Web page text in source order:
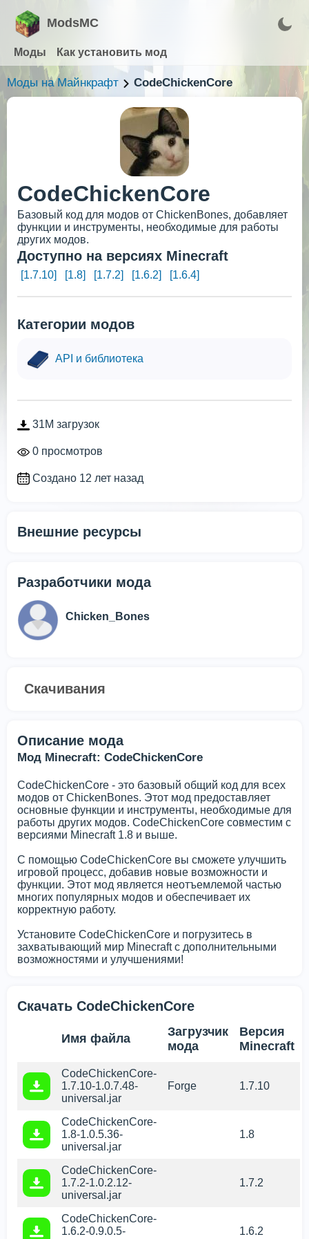
ModsMC
Моды Как установить мод
Моды на Майнкрафт CodeChickenCore
CodeChickenCore
Базовый код для модов от ChickenBones, добавляет
функции и инструменты, необходимые для работы
других модов.
Доступно на версиях Minecraft
[1.7.10] [1.8] [1.7.2] [1.6.2] [1.6.4]
Категории модов
API и библиотека
31M загрузок
0 просмотров
Создано 12 лет назад
Внешние ресурсы
Разработчики мода
Chicken_Bones
Скачивания
Описание мода
Мод Minecraft: CodeChickenCore
CodeChickenCore - это базовый общий код для всех
модов от ChickenBones. Этот мод предоставляет
основные функции и инструменты, необходимые для
работы других модов. CodeChickenCore совместим с
версиями Minecraft 1.8 и выше.
С помощью CodeChickenCore вы сможете улучшить
игровой процесс, добавив новые возможности и
функции. Этот мод является неотъемлемой частью
многих популярных модов и обеспечивает их
корректную работу.
Установите CodeChickenCore и погрузитесь в
захватывающий мир Minecraft с дополнительными
возможностями и улучшениями!
Скачать CodeChickenCore
Имя файла
Загрузчик
мода
Версия
Minecraft
CodeChickenCore-
1.7.10-1.0.7.48-
universal.jar
Forge 1.7.10
CodeChickenCore-
1.8-1.0.5.36-
universal.jar
1.8
CodeChickenCore-
1.7.2-1.0.2.12-
universal.jar
1.7.2
CodeChickenCore-
1.6.2-0.9.0.5-
1.6.2